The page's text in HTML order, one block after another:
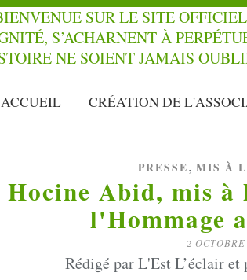
ACCUEIL CRÉATION DE
PRESSE, MIS À
Hocine Abid, mis
l'Hommage
2 OCTOBRE
Rédigé par L'Est L’éclair